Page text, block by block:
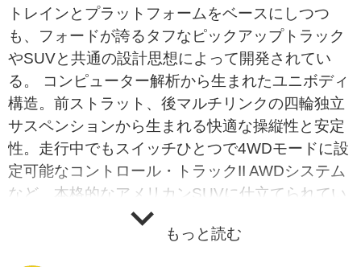
トレインとプラットフォームをベースにしつつ
も、フォードが誇るタフなピックアップトラック
やSUVと共通の設計思想によって開発されてい
る。 コンピューター解析から生まれたユニボディ
構造。前ストラット、後マルチリンクの四輪独立
サスペンションから生まれる快適な操縦性と安定
性。走行中でもスイッチひとつで4WDモードに設
定可能なコントロール・トラックII AWDシステム
など、本格的なアメリカンSUVに仕立てられてい
る。発売当初の搭載エンジンは2リッター直4と3
リッターV6だったが、2003年11月に行われたマ
もっと読む